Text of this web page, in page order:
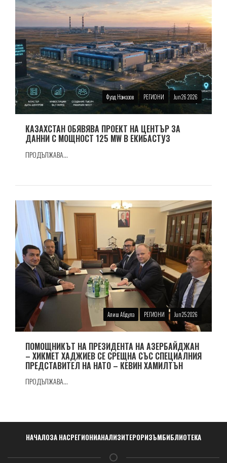
Фуад Намазов РЕГИОНИ Jun 26 2026
КАЗАХСТАН ОБЯВЯВА ПРОЕКТ НА ЦЕНТЪР ЗА
ДАННИ С МОЩНОСТ 125 MW В ЕКИБАСТУЗ
ПРОДЪЛЖАВА...
Алиш Абдула РЕГИОНИ Jun 25 2026
ПОМОЩНИКЪТ НА ПРЕЗИДЕНТА НА АЗЕРБАЙДЖАН
– ХИКМЕТ ХАДЖИЕВ СЕ СРЕЩНА СЪС СПЕЦИАЛНИЯ
ПРЕДСТАВИТЕЛ НА НАТО – КЕВИН ХАМИЛТЪН
ПРОДЪЛЖАВА...
Навигация
НАЧАЛОЗА НАСРЕГИОНИАНАЛИЗИТЕРОРИЗЪМБИБЛИОТЕКА